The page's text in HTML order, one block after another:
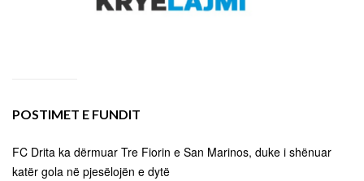
POSTIMET E FUNDIT
FC Drita ka dërmuar Tre Fiorin e San Marinos, duke i shënuar
katër gola në pjesëlojën e dytë